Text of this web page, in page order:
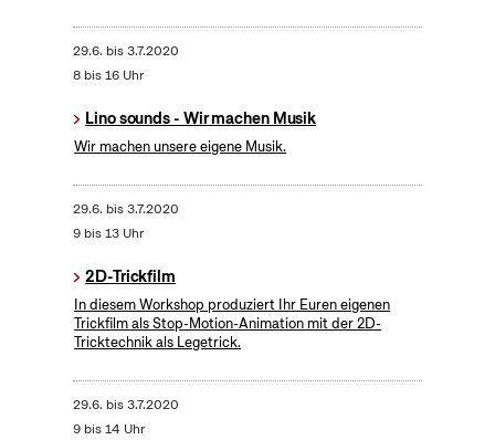
29.6. bis3.7.2020
8 bis 16 Uhr
Lino sounds - Wir machen Musik
Wir machen unsere eigene Musik.
29.6. bis3.7.2020
9 bis 13 Uhr
2D-Trickfilm
In diesem Workshop produziert Ihr Euren eigenen
Trickfilm als Stop-Motion-Animation mit der 2D-
Tricktechnik als Legetrick.
29.6. bis3.7.2020
9 bis 14 Uhr